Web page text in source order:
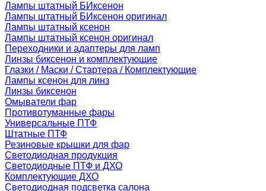
Лампы штатный БИксенон
Лампы штатный БИксенон оригинал
Лампы штатный ксенон
Лампы штатный ксенон оригинал
Переходники и адаптеры для ламп
Линзы биксенон и комплектующие
Глазки / Маски / Стартера / Комплектующие
Лампы ксенон для линз
Линзы биксенон
Омыватели фар
Противотуманные фары
Универсальные ПТФ
Штатные ПТФ
Резиновые крышки для фар
Светодиодная продукция
Светодиодные ПТФ и ДХО
Комплектующие ДХО
Светодиодная подсветка салона